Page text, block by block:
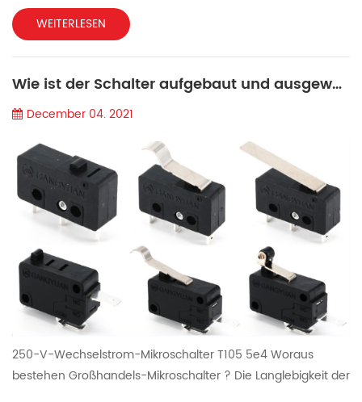
technisches Niveau. 1. Funktionsvergleich: Der Tastschalter
kann den Strom durch leichtes Berühren einschalten und
Aufprallen des Metallsplitters ein- und ausgeschaltet. Der
Membranschalter...
WEITERLESEN
Wie ist der Schalter aufgebaut und ausgewählt?
December 04. 2021
250-V-Wechselstrom-Mikroschalter T105 5e4 Woraus
bestehen Großhandels-Mikroschalter ? Die Langlebigkeit der